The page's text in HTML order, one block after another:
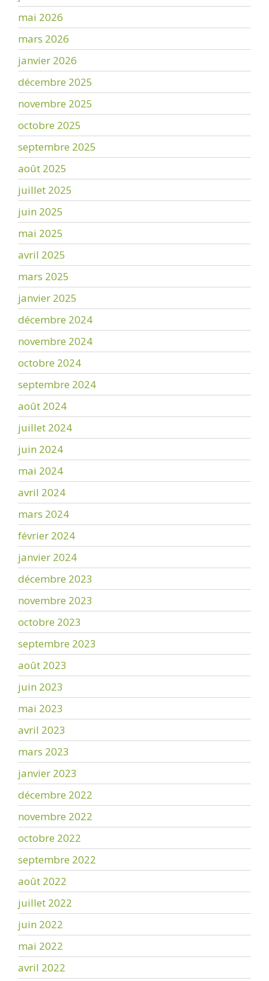
mai 2026
mars 2026
janvier 2026
décembre 2025
novembre 2025
octobre 2025
septembre 2025
août 2025
juillet 2025
juin 2025
mai 2025
avril 2025
mars 2025
janvier 2025
décembre 2024
novembre 2024
octobre 2024
septembre 2024
août 2024
juillet 2024
juin 2024
mai 2024
avril 2024
mars 2024
février 2024
janvier 2024
décembre 2023
novembre 2023
octobre 2023
septembre 2023
août 2023
juin 2023
mai 2023
avril 2023
mars 2023
janvier 2023
décembre 2022
novembre 2022
octobre 2022
septembre 2022
août 2022
juillet 2022
juin 2022
mai 2022
avril 2022